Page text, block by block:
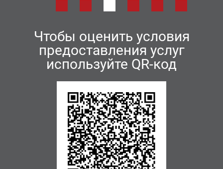
Чтобы оценить условия
предоставления услуг
используйте QR-код